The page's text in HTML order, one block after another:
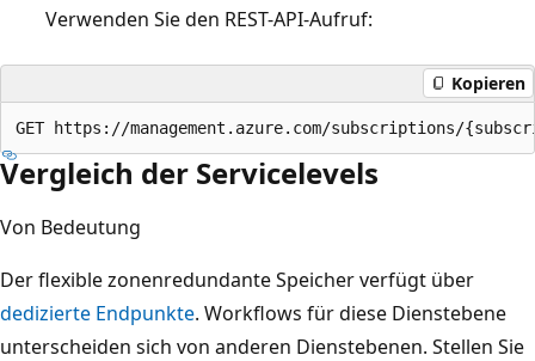
Verwenden Sie den REST-API-Aufruf:
Kopieren
Vergleich der Servicelevels
Von Bedeutung
Der flexible zonenredundante Speicher verfügt über
dedizierte Endpunkte. Workflows für diese Dienstebene
unterscheiden sich von anderen Dienstebenen. Stellen Sie